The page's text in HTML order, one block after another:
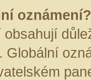
oznámení?
Globální